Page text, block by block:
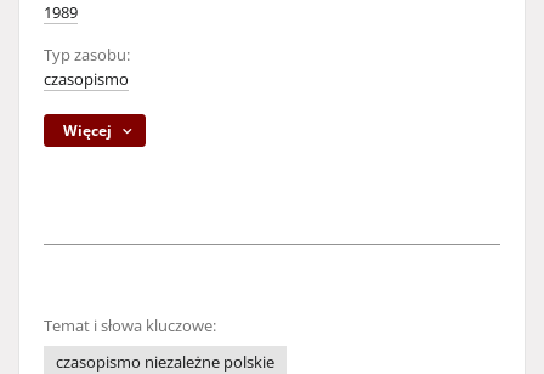
1989
Typ zasobu:
czasopismo
Więcej
Temat i słowa kluczowe:
czasopismo niezależne polskie